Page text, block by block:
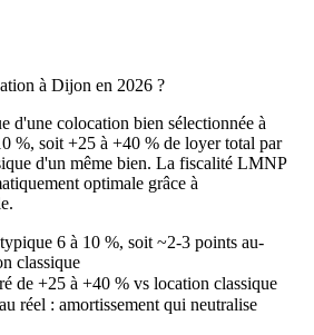
à Dijon en 2026 ?
d'une colocation bien sélectionnée à
%, soit +25 à +40 % de loyer total par
d'un même bien. La fiscalité LMNP
optimale grâce à
6 à 10 %, soit ~2-3 points au-
classique
de +25 à +40 % vs location classique
réel : amortissement qui neutralise